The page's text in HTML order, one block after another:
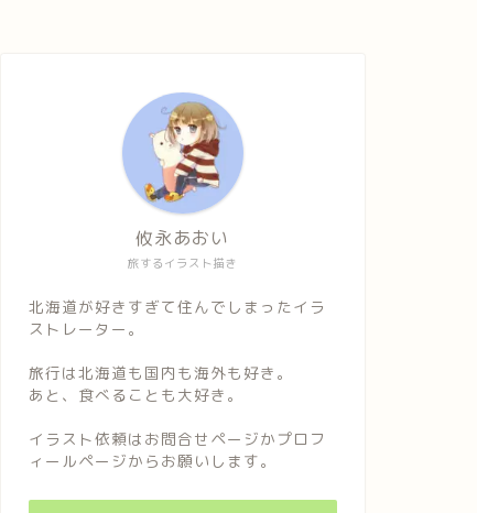
旅するイラスト描き
攸永あおい
北海道が好きすぎて住んでしまったイラ
ストレーター。
旅行は北海道も国内も海外も好き。
あと、食べることも大好き。
イラスト依頼はお問合せページかプロフ
ィールページからお願いします。